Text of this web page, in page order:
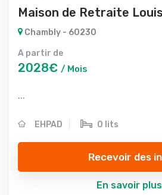
Maison de Retraite
Chambly - 60230
A partir de
2028€ / Mois
...
EHPAD 0 lits
Recevoir des
En savoir plus